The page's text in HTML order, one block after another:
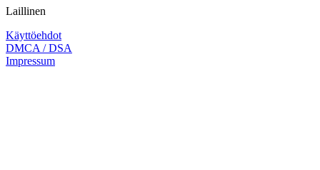
Laillinen
Käyttöehdot
DMCA / DSA
Impressum